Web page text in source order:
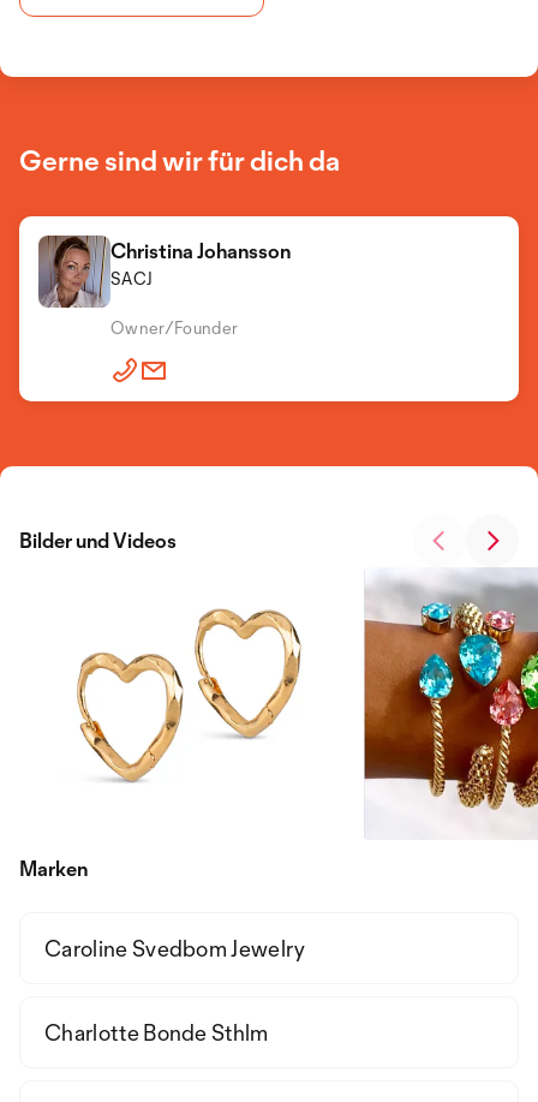
Gerne sind wir für dich da
Christina Johansson
SACJ
Owner/Founder
Bilder und Videos
Marken
Caroline Svedbom Jewelry
Charlotte Bonde Sthlm